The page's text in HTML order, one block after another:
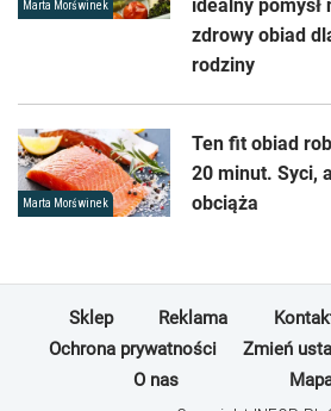
Marta Morświnek
idealny pomysł
zdrowy obiad
rodziny
Marta Morświnek
Ten fit obiad
20 minut. Syci,
obciąża
Sklep Reklama
Ochrona prywatności
Zmień
O nas